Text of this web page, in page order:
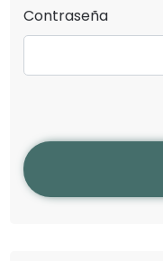
Contraseña